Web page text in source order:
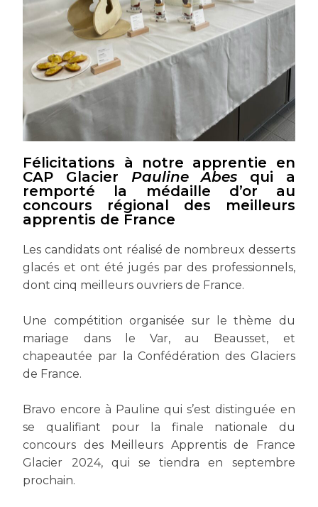
Félicitations à notre apprentie en
CAP Glacier Pauline Abes qui a
remporté la médaille d’or au
concours régional des meilleurs
apprentis de France
Les candidats ont réalisé de nombreux desserts
glacés et ont été jugés par des professionnels,
dont cinq meilleurs ouvriers de France.
Une compétition organisée sur le thème du
mariage dans le Var, au Beausset, et
chapeautée par laConfédération des Glaciers
de France.
Bravo encore à Pauline qui s’est distinguée en
se qualifiant pour la finale nationale du
concours des Meilleurs Apprentis de France
Glacier 2024, qui se tiendra en septembre
prochain.